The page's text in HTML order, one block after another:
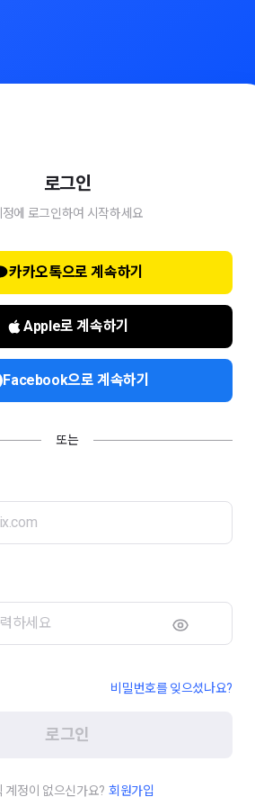
로그인
정에 로그인하여 시작하세요
카카오톡으로 계속하기
Apple로 계속하기
Facebook으로 계속하기
또는
비밀번호를 잊으셨나요?
로그인
계정이 없으신가요? 회원가입